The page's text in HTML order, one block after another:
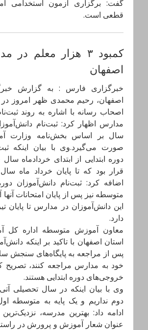
گفت: برگزاری آزمون استخدامی
قطعی است.
کمبود ۳ هزار معلم
اصفهان
خبرگزاری فارس : به گزارش
اصفهان، رحیم محمدی ظهر امروز در
اصحاب رسانه با اشاره به روند
مدارس اظهار کرد: ثبت‌نام
سال بر اساس بخش‌نامه وزارت
صورت می‌گیرد.وی با بیان اینکه
دوره ابتدایی از ابتدای خردادماه
قرار بود که تا پایان خرداد ماه سال
اضافه کرد: ثبت‌نام دانش‌آموزان
متوسطه نیز پس از پایان امتحانات
این دانش‌آموزان در مدارس تا پایان
دارد.
معاون آموزش متوسطه اداره کل
استان اصفهان با تاکید بر اینکه
پس از مراجعه به پایگاه‌های سنجش
خود به مدارس مراجعه کنند،
خروجی‌های دوره ابتدایی هستند.
وی با بیان اینکه در سال تحصیلی
دوم نداریم و یک پایه به متوسطه
ادامه داد: بهترین مدرسه،
عنوان شعار آموزش و پرورش در